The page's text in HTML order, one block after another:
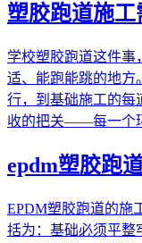
塑胶跑道施
学校塑胶跑道这件事
适、能跑能跳的地方
行，到基础施工的每
收的把关——每一个
epdm塑胶跑
EPDM塑胶跑道的施
括为：基础必须平整